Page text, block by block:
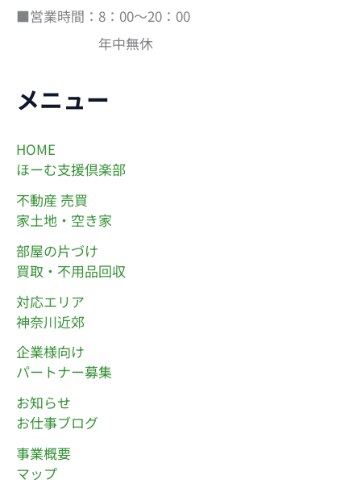
■営業時間：8：00～20：00
年中無休
メニュー
HOME
ほーむ支援倶楽部
不動産 売買
家土地・空き家
部屋の片づけ
買取・不用品回収
対応エリア
神奈川近郊
企業様向け
パートナー募集
お知らせ
お仕事ブログ
事業概要
マップ